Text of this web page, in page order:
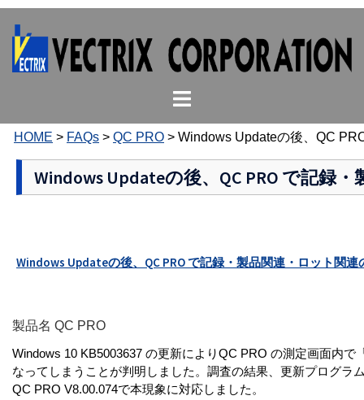
ト
ル
ニ
ュ
HOME > FAQs > QC PRO > Windows Updateの後、QC
Windows Updateの後、QC PRO で記録
Windows Updateの後、QC PRO で記録・製品関連・ロット関
製品名 QC PRO
Windows 10 KB5003637 の更新によりQC PRO の測定画面内
なってしまうことが判明しました。調査の結果、更新プログラ
QC PRO V8.00.074で本現象に対応しました。